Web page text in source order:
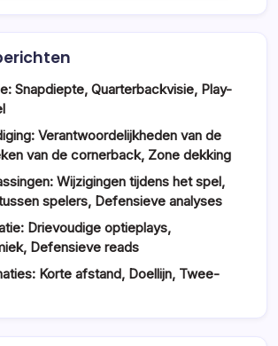
Snapdiepte, Quarterbackvisie, Play-
Verantwoordelijkheden van de
van de cornerback, Zone dekking
Wijzigingen tijdens het spel,
spelers, Defensieve analyses
Drievoudige optieplays,
Defensieve reads
Korte afstand, Doellijn, Twee-